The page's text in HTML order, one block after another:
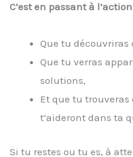
C’est en passant à l’action
Que tu découvriras
Que tu verras
solutions,
Et que tu trouveras
t’aideront dans ta
Si tu restes ou tu es, à